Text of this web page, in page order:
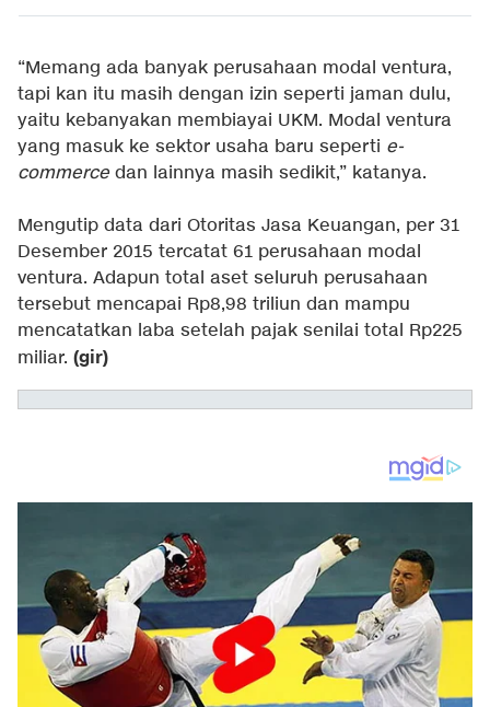
“Memang ada banyak perusahaan modal ventura,
tapi kan itu masih dengan izin seperti jaman dulu,
yaitu kebanyakan membiayai UKM. Modal ventura
yang masuk ke sektor usaha baru seperti e-
commerce dan lainnya masih sedikit,” katanya.
Mengutip data dari Otoritas Jasa Keuangan, per 31
Desember 2015 tercatat 61 perusahaan modal
ventura. Adapun total aset seluruh perusahaan
tersebut mencapai Rp8,98 triliun dan mampu
mencatatkan laba setelah pajak senilai total Rp225
miliar. (gir)